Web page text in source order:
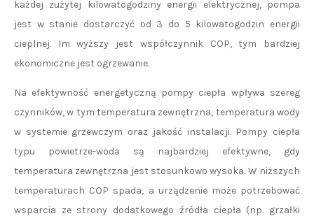
każdej zużytej kilowatogodziny energii elektrycznej, pompa
jest w stanie dostarczyć od 3 do 5 kilowatogodzin energii
cieplnej. Im wyższy jest współczynnik COP, tym bardziej
ekonomiczne jest ogrzewanie.
Na efektywność energetyczną pompy ciepła wpływa szereg
czynników, w tym temperatura zewnętrzna, temperatura wody
w systemie grzewczym oraz jakość instalacji. Pompy ciepła
typu powietrze-woda są najbardziej efektywne, gdy
temperatura zewnętrzna jest stosunkowo wysoka. W niższych
temperaturach COP spada, a urządzenie może potrzebować
wsparcia ze strony dodatkowego źródła ciepła (np. grzałki